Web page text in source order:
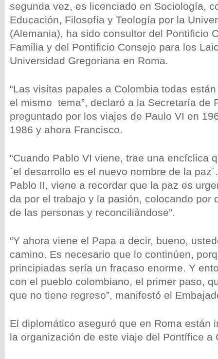
segunda vez, es licenciado en Sociología,
Educación, Filosofía y Teología por la
(Alemania), ha sido consultor del Pontificio
Familia y del Pontificio Consejo para los
Universidad Gregoriana en Roma.
“Las visitas papales a Colombia todas
el mismo tema”, declaró a la Secretaría de
preguntado por los viajes de Paulo VI en
1986 y ahora Francisco.
“Cuando Pablo VI viene, trae una encíclica
´el desarrollo es el nuevo nombre de la
Pablo II, viene a recordar que la paz es
da por el trabajo y la pasión, colocando por
de las personas y reconciliándose”.
“Y ahora viene el Papa a decir, bueno,
camino. Es necesario que lo continúen,
principiadas sería un fracaso enorme. Y
con el pueblo colombiano, el primer paso,
que no tiene regreso”, manifestó el
El diplomático aseguró que en Roma están
la organización de este viaje del Pontífice a